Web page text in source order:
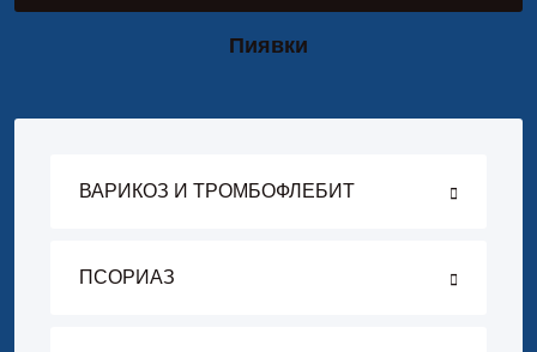
Пиявки
ВАРИКОЗ И ТРОМБОФЛЕБИТ
ПСОРИАЗ